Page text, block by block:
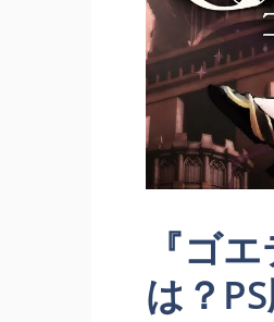
『ゴ
は？